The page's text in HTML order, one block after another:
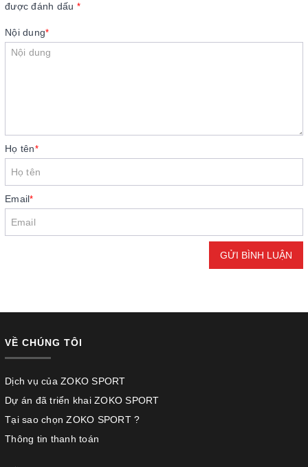
được đánh dấu *
Nội dung*
Họ tên*
Email*
GỬI BÌNH LUẬN
VỀ CHÚNG TÔI
Dịch vụ của ZOKO SPORT
Dự án đã triển khai ZOKO SPORT
Tại sao chọn ZOKO SPORT ?
Thông tin thanh toán